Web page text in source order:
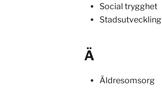
Social trygghet
Stadsutveckling
Ä
Äldresomsorg